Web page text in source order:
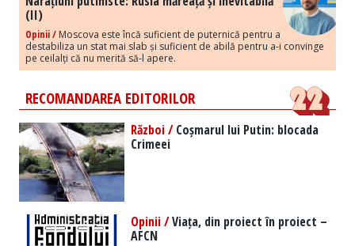
(II)
Opinii / Moscova este încă suficient de puternică pentru a
destabiliza un stat mai slab și suficient de abilă pentru a-i convinge
pe ceilalți că nu merită să-l apere.
RECOMANDAREA EDITORILOR
Război /Coșmarul lui Putin: blocada
Crimeei
Opinii /Viața, din proiect în proiect –
AFCN